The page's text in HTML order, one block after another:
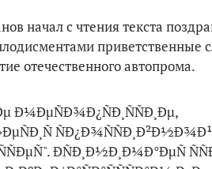
начал с чтения текста
приветственные
отечественного автопрома.